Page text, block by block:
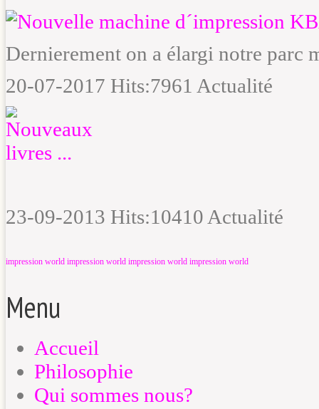
Dernierement on a élargi notre parc
20-07-2017 Hits:7961 Actualité
23-09-2013 Hits:10410 Actualité
impression world impression world impression world impression world
Menu
Accueil
Philosophie
Qui sommes nous?